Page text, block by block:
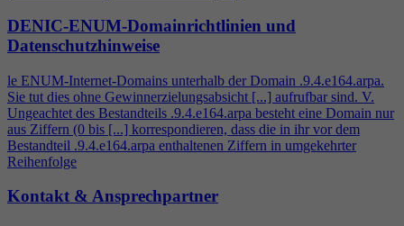
DENIC-ENUM-Domainrichtlinien und
Datenschutzhinweise
le ENUM-Internet-Domains unterhalb der Domain .9.4.e164.arpa.
Sie tut dies ohne Gewinnerzielungsabsicht [...] aufrufbar sind. V.
Ungeachtet des Bestandteils .9.4.e164.arpa besteht eine Domain nur
aus Ziffern (0 bis [...] korrespondieren, dass die in ihr vor dem
Bestandteil .9.4.e164.arpa enthaltenen Ziffern in umgekehrter
Reihenfolge
Kontakt & Ansprechpartner